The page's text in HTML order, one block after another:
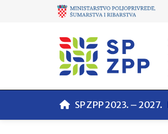
SP ZPP 2023. – 2027.